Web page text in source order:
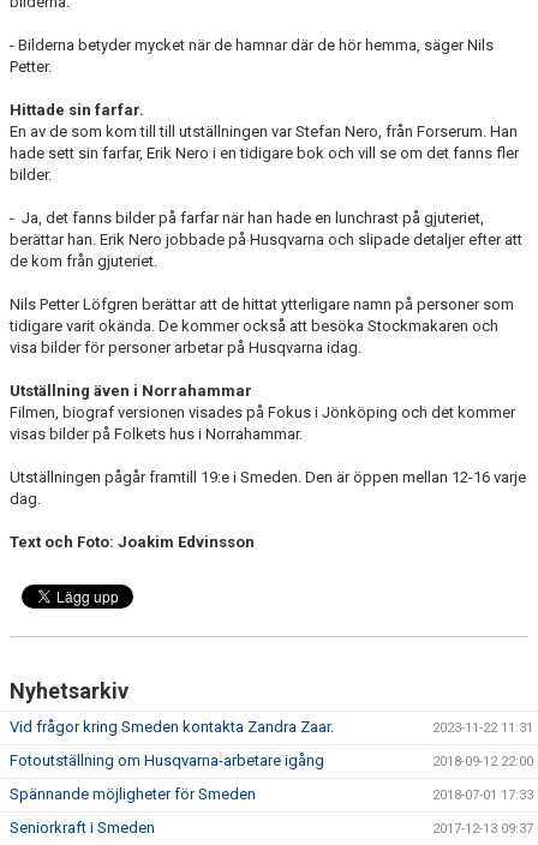
- Bilderna betyder mycket när de hamnar där de hör hemma, säger Nils
Petter.
Hittade sin farfar.
En av de som kom till till utställningen var Stefan Nero, från Forserum. Han
hade sett sin farfar, Erik Nero i en tidigare bok och vill se om det fanns fler
bilder.
- Ja, det fanns bilder på farfar när han hade en lunchrast på gjuteriet,
berättar han. Erik Nero jobbade på Husqvarna och slipade detaljer efter att
de kom från gjuteriet.
Nils Petter Löfgren berättar att de hittat ytterligare namn på personer som
tidigare varit okända. De kommer också att besöka Stockmakaren och
visa bilder för personer arbetar på Husqvarna idag.
Utställning även i Norrahammar
Filmen, biograf versionen visades på Fokus i Jönköping och det kommer
visas bilder på Folkets hus i Norrahammar.
Utställningen pågår framtill 19:e i Smeden. Den är öppen mellan 12-16 varje
dag.
Text och Foto: Joakim Edvinsson
Nyhetsarkiv
Vid frågor kring Smeden kontakta Zandra Zaar. 2023-11-22 11:31
Fotoutställning om Husqvarna-arbetare igång 2018-09-12 22:00
Spännande möjligheter för Smeden 2018-07-01 17:33
Seniorkraft i Smeden 2017-12-13 09:37